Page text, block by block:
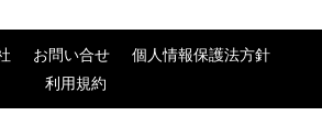
スまたは操作を妨害する行為
ットワーク・システムを妨害する行為
お問い合せ
個人情報保護法方針
利用規約